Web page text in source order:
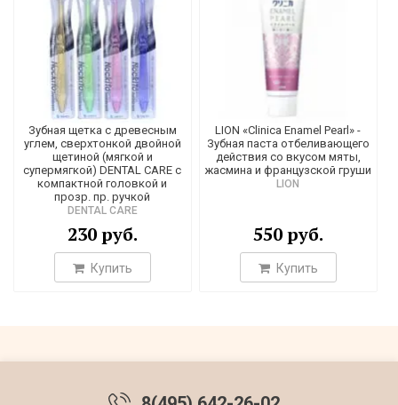
Зубная щетка c древесным
углем, сверхтонкой двойной
щетиной (мягкой и
супермягкой) DENTAL CARE с
компактной головкой и
прозр. пр. ручкой
DENTAL CARE
230 руб.
Купить
LION «Clinica Enamel Pearl» -
Зубная паста отбеливающего
действия со вкусом мяты,
жасмина и французской груши
LION
550 руб.
Купить